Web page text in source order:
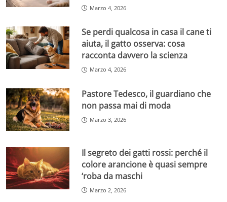
Marzo 4, 2026
Se perdi qualcosa in casa il cane ti
aiuta, il gatto osserva: cosa
racconta davvero la scienza
Marzo 4, 2026
Pastore Tedesco, il guardiano che
non passa mai di moda
Marzo 3, 2026
Il segreto dei gatti rossi: perché il
colore arancione è quasi sempre
‘roba da maschi
Marzo 2, 2026